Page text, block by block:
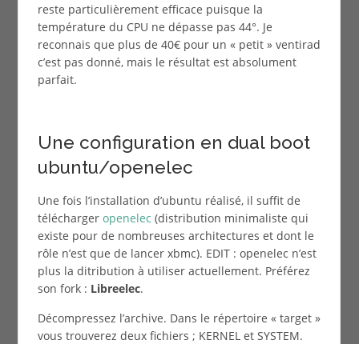
reste particulièrement efficace puisque la
température du CPU ne dépasse pas 44°. Je
reconnais que plus de 40€ pour un « petit » ventirad
c’est pas donné, mais le résultat est absolument
parfait.
Une configuration en dual boot
ubuntu/openelec
Une fois l’installation d’ubuntu réalisé, il suffit de
télécharger openelec (distribution minimaliste qui
existe pour de nombreuses architectures et dont le
rôle n’est que de lancer xbmc). EDIT : openelec n’est
plus la ditribution à utiliser actuellement. Préférez
son fork : Libreelec.
Décompressez l’archive. Dans le répertoire « target »
vous trouverez deux fichiers ; KERNEL et SYSTEM.